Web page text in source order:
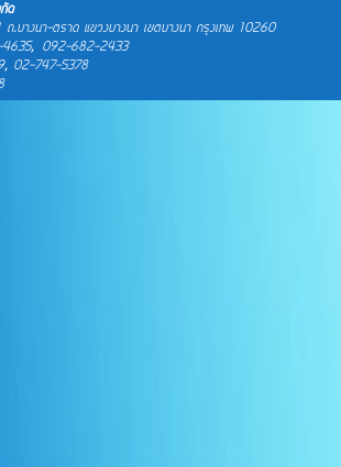
ด
.บางนา-ตราด แขวงบางนา เขตบางนา กรุงเทพ 10260
, 092-682-2433
02-747-5378